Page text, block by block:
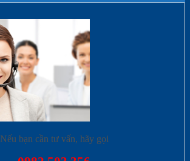
Nếu bạn cần tư vấn, hãy gọi